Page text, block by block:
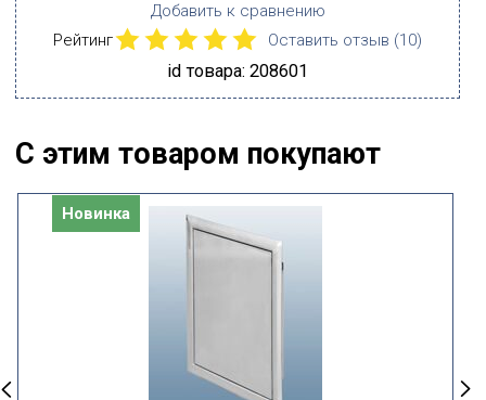
Добавить к сравнению
Рейтинг
Оставить отзыв (10)
id товара: 208601
С этим товаром покупают
Новинка